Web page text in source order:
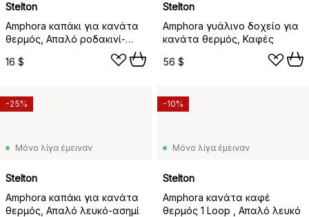
Stelton
Amphora καπάκι για κανάτα
θερμός, Απαλό ροδακινί-
16 $
Stelton
Amphora γυάλινο δοχείο για
κανάτα θερμός, Καφές
56 $
Μόνο λίγα έμειναν
Stelton
Amphora καπάκι για κανάτα
θερμός, Απαλό λευκό-ασημί
-25%
Μόνο λίγα έμειναν
Stelton
Amphora κανάτα καφέ
θερμός 1 Loop , Απαλό λευκό
-10%